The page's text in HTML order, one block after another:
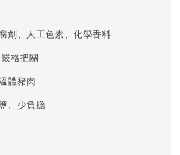
劑、人工色素、化學香料
格把關
體豬肉
、少負擔